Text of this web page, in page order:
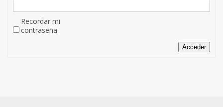
Recordar mi
contraseña
Acceder